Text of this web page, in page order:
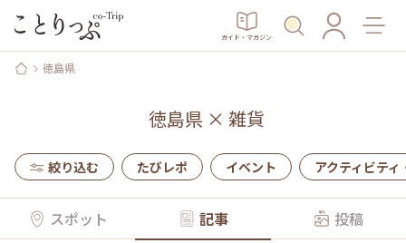
ガイド・マガジン
徳島県
徳島県 × 雑貨
絞り込む たびレポ イベント アクティビティ
スポット 記事 投稿